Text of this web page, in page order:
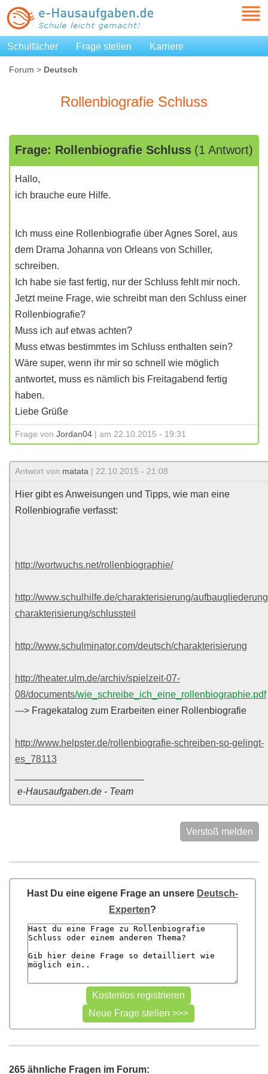
Schulfächer Frage stellen Karriere
Forum > Deutsch
Rollenbiografie Schluss
Frage: Rollenbiografie Schluss (1 Antwort)
Hallo,
ich brauche eure Hilfe.
Ich muss eine Rollenbiografie über Agnes Sorel, aus
dem Drama Johanna von Orleans von Schiller,
schreiben.
Ich habe sie fast fertig, nur der Schluss fehlt mir noch.
Jetzt meine Frage, wie schreibt man den Schluss einer
Rollenbiografie?
Muss ich auf etwas achten?
Muss etwas bestimmtes im Schluss enthalten sein?
Wäre super, wenn ihr mir so schnell wie möglich
antwortet, muss es nämlich bis Freitagabend fertig
haben.
Liebe Grüße
Frage von Jordan04 | am 22.10.2015 - 19:31
Antwort von matata | 22.10.2015 - 21:08
Hier gibt es Anweisungen und Tipps, wie man eine
Rollenbiografie verfasst:
http://wortwuchs.net/rollenbiographie/
http://www.schulhilfe.de/charakterisierung/
charakterisierung/schlussteil
http://www.schulminator.com/deutsch/charakterisierung
http://theater.ulm.de/archiv/spielzeit-07-
08/documents/wie_schreibe_ich_eine_rollenbiographie.pdf
---> Fragekatalog zum Erarbeiten einer Rollenbiografie
http://www.helpster.de/rollenbiografie-schreiben-so-gelingt-
es_78113
e-Hausaufgaben.de - Team
Verstoß melden
Hast Du eine eigene Frage an unsere Deutsch-
Experten?
265 ähnliche Fragen im Forum: